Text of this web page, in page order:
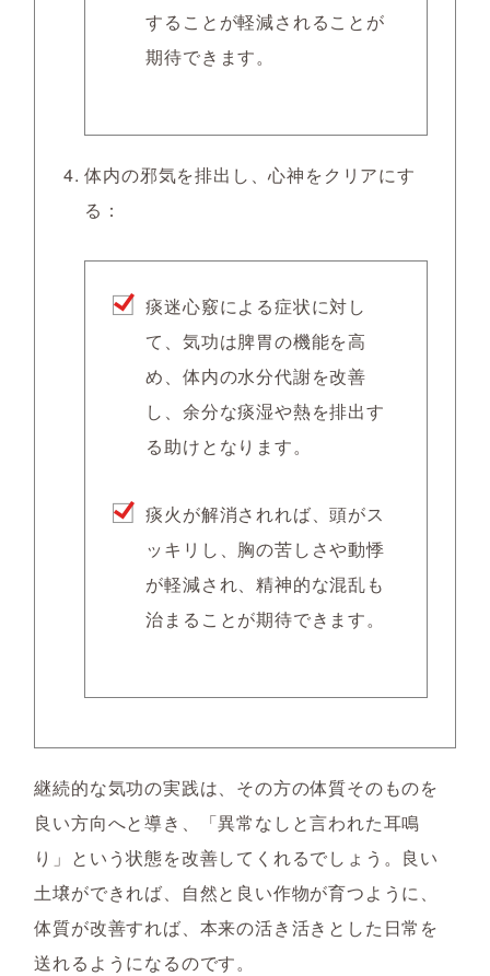
することが軽減されることが
期待できます。
体内の邪気を排出し、心神をクリアにす
る ：
痰迷心竅による症状に対し
て、気功は脾胃の機能を高
め、体内の水分代謝を改善
し、余分な痰湿や熱を排出す
る助けとなります。
痰火が解消されれば、頭がス
ッキリし、胸の苦しさや動悸
が軽減され、精神的な混乱も
治まることが期待できます。
継続的な気功の実践は、その方の体質そのものを
良い方向へと導き、「異常なしと言われた耳鳴
り」という状態を改善してくれるでしょう。良い
土壌ができれば、自然と良い作物が育つように、
体質が改善すれば、本来の活き活きとした日常を
送れるようになるのです。